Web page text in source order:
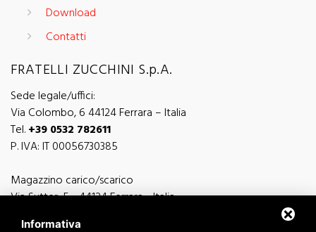
Download
Contatti
FRATELLI ZUCCHINI S.p.A.
Sede legale/uffici:
Via Colombo, 6 44124 Ferrara – Italia
Tel.+39 0532 782611
P. IVA: IT 00056730385
Magazzino carico/scarico
Via Sutter, 5 - 44124 Ferrara - Italia
Via Finati 4/L - 4/M - 44124 Ferrara - Italia
Informativa